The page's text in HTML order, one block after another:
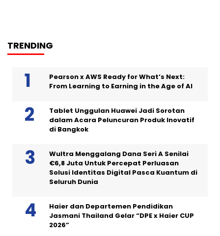
TRENDING
Pearson x AWS Ready for What’s Next:
From Learning to Earning in the Age of AI
Tablet Unggulan Huawei Jadi Sorotan
dalam Acara Peluncuran Produk Inovatif
di Bangkok
Wultra Menggalang Dana Seri A Senilai
€6,8 Juta Untuk Percepat Perluasan
Solusi Identitas Digital Pasca Kuantum di
Seluruh Dunia
Haier dan Departemen Pendidikan
Jasmani Thailand Gelar “DPE x Haier CUP
2026”